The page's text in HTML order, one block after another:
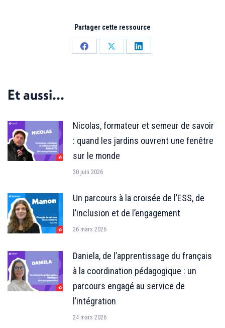
Partager cette ressource
PartagerPartagerPartager
Et aussi...
Nicolas, formateur et semeur de savoir
: quand les jardins ouvrent une fenêtre
sur le monde
30 juin 2026
Un parcours à la croisée de l’ESS, de
l’inclusion et de l’engagement
26 mars 2026
Daniela, de l’apprentissage du français
à la coordination pédagogique : un
parcours engagé au service de
l’intégration
24 mars 2026